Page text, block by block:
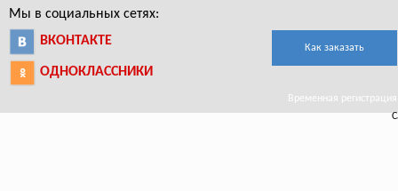
Мы в социальных сетях:
ВКОНТАКТЕ
ОДНОКЛАССНИКИ
Как заказать
Временная